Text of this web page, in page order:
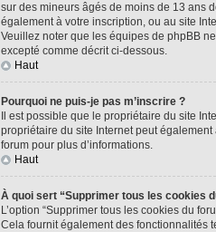
sur des mineurs âgés de moins de 13 ans
également à votre inscription, ou au site
Veuillez noter que les équipes de phpBB
excepté comme décrit ci-dessous.
Haut
Pourquoi ne puis-je pas m’inscrire ?
Il est possible que le propriétaire du site
propriétaire du site Internet peut
forum pour plus d’informations.
Haut
À quoi sert “Supprimer tous les cookies
L’option “Supprimer tous les cookies du
Cela fournit également des fonctionnalités